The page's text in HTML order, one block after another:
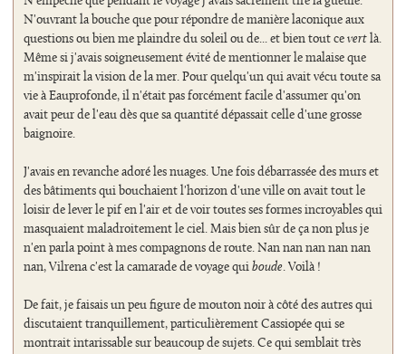
N'ouvrant la bouche que pour répondre de manière laconique aux
questions ou bien me plaindre du soleil ou de... et bien tout ce vertlà.
Même si j'avais soigneusement évité de mentionner le malaise que
m'inspirait la vision de la mer. Pour quelqu'un qui avait vécu toute sa
vie à Eauprofonde, il n'était pas forcément facile d'assumer qu'on
avait peur de l'eau dès que sa quantité dépassait celle d'une grosse
baignoire.
J'avais en revanche adoré les nuages. Une fois débarrassée des murs et
des bâtiments qui bouchaient l'horizon d'une ville on avait tout le
loisir de lever le pif en l'air et de voir toutes ses formes incroyables qui
masquaient maladroitement le ciel. Mais bien sûr de ça non plus je
n'en parla point à mes compagnons de route. Nan nan nan nan nan
nan, Vilrena c'est la camarade de voyage qui boude. Voilà !
De fait, je faisais un peu figure de mouton noir à côté des autres qui
discutaient tranquillement, particulièrement Cassiopée qui se
montrait intarissable sur beaucoup de sujets. Ce qui semblait très